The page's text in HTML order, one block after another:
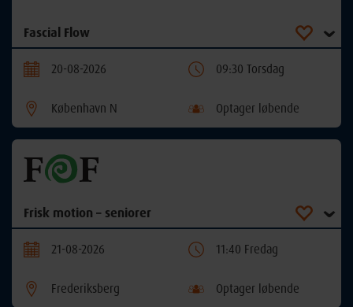
Fascial Flow
20-08-2026 09:30 Torsdag
København N Optager løbende
Frisk motion – seniorer
21-08-2026 11:40 Fredag
Frederiksberg Optager løbende